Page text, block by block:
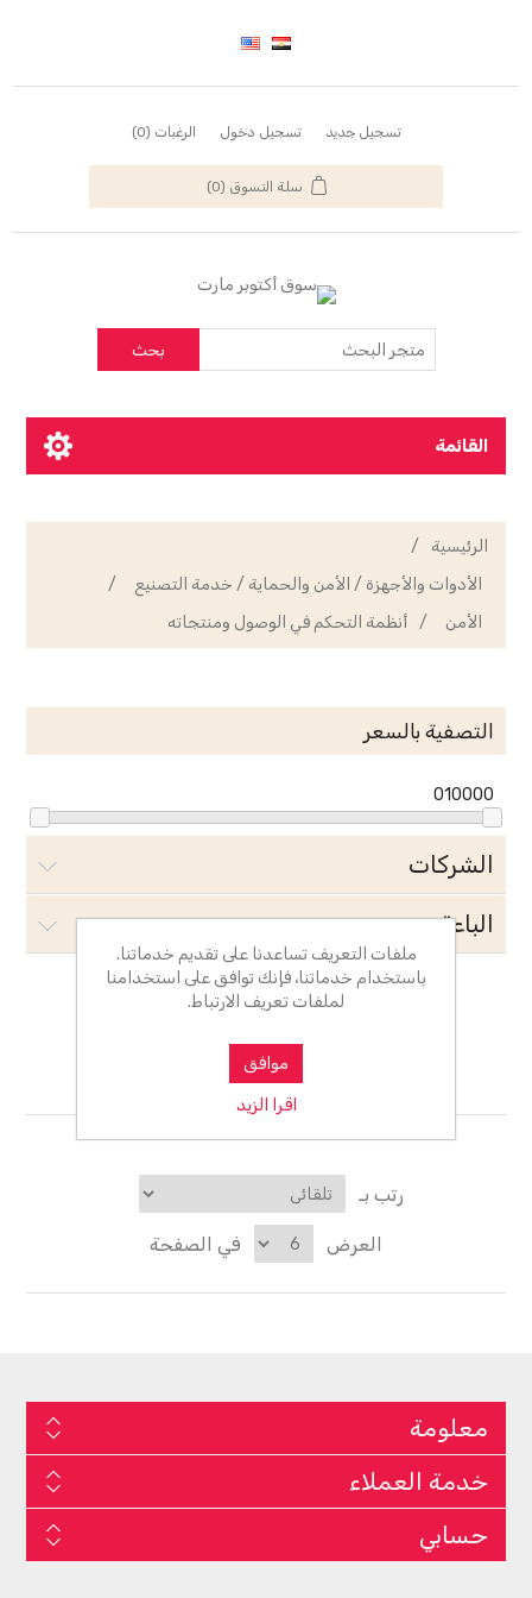
تسجيل جديد تسجيل دخول الرغبات (0)
سلة التسوق (0)
بحث
القائمة
الرئيسية
/
الأدوات والأجهزة / الأمن والحماية / خدمة التصنيع
/
الأمن
/ أنظمة التحكم في الوصول ومنتجاته
التصفية بالسعر
010000
الشركات
الباعة
أنظمة التحكم في الوصول
ومنتجاته
رتب بـ
العرض في الصفحة
معلومة
خدمة العملاء
حسابي
ملفات التعريف تساعدنا على تقديم خدماتنا.
باستخدام خدماتنا، فإنك توافق على استخدامنا
لملفات تعريف الارتباط.
موافق
اقرا الزيد